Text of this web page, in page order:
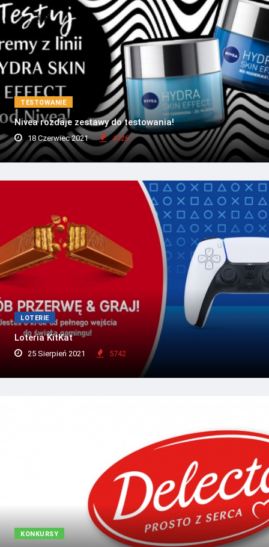
TESTOWANIE
Nivea rozdaje zestawy do testowania!
18 Czerwiec 2021 4726
LOTERIE
Loteria KitKat
25 Sierpień 2021 5742
KONKURSY